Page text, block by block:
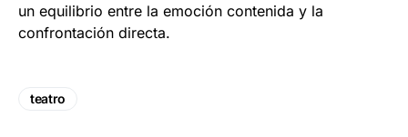
un equilibrio entre la emoción contenida y la
confrontación directa.
teatro